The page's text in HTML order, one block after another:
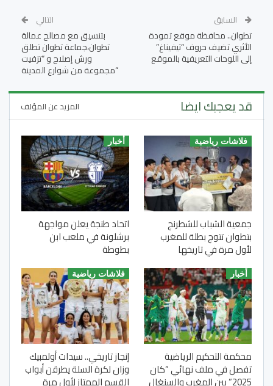
السابق
تطوان.. محافظة موقع تمودة
الأثري تضيف حروف “تيفيناغ”
إلى اللوحات التعريفية بالموقع
التالي
بتنسيق مع مصالح عمالة
تطوان،جماعة تطوان تطلق
ورش إصلاح و “تزفيت
“مجموعة من شوارع المدينة
قد يعجبك ايضا المزيد عن المؤلف
فلاشات رياضية
جمعية الشباب للشطرنج
بتطوان تتوج بطلة للمغرب
لأول مرة في تاريخها
أخبار
اتحاد طنجة يعلن مواجهة
برشلونة في ملعب ابن
بطوطة
أخبار
محكمة التحكيم الرياضية
تفصل في ملف نهائي “كان
2025” بين المغرب والسنغال
فلاشات رياضية
إنجاز تاريخي.. سيدات أولمبيك
وزان لكرة السلة يطرقن أبواب
القسم الممتاز لأول مرة